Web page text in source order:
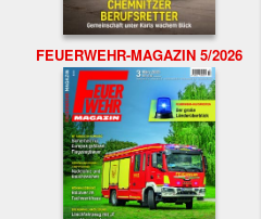
FEUERWEHR-MAGAZIN 5/2026